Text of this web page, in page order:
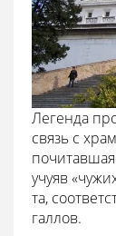
Легенда
связь с
учуяв
та,
галлов.